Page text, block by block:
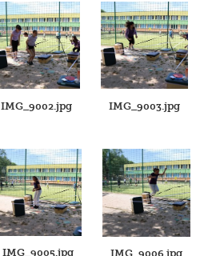
IMG_9002.jpg IMG_9003.jpg
IMG_9005.jpg